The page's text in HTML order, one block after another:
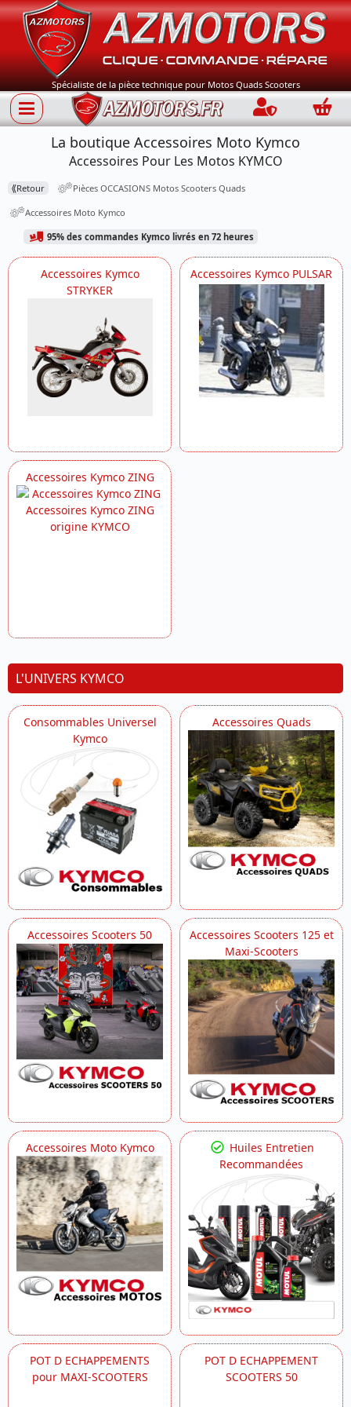
Spécialiste de la pièce technique pour Motos Quads Scooters
Connection
La boutique Accessoires Moto Kymco
Accessoires Pour Les Motos KYMCO
⟪Retour Pièces OCCASIONS Motos Scooters Quads
Accessoires Moto Kymco
95% des commandes Kymco livrés en 72 heures
Accessoires Kymco
STRYKER
Accessoires Kymco PULSAR
Accessoires Kymco ZING
L'UNIVERS KYMCO
Consommables Universel
Kymco
Accessoires Quads
Accessoires Scooters 50
Accessoires Scooters 125 et
Maxi-Scooters
Accessoires Moto Kymco
Huiles Entretien
Recommandées
POT D ECHAPPEMENTS
pour MAXI-SCOOTERS
POT D ECHAPPEMENT
SCOOTERS 50